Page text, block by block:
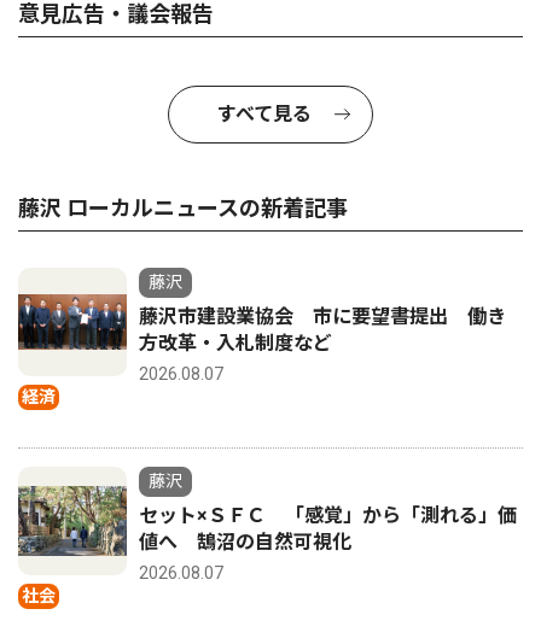
意見広告・議会報告
すべて見る
藤沢 ローカルニュースの新着記事
経済
藤沢
藤沢市建設業協会 市に要望書提出 働き
方改革・入札制度など
2026.08.07
社会
藤沢
セット×ＳＦＣ 「感覚」から「測れる」価
値へ 鵠沼の自然可視化
2026.08.07